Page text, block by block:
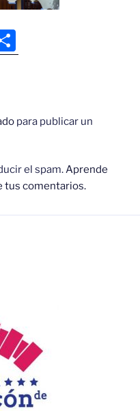
o
ar
para publicar un
el spam.Aprende
tus comentarios.